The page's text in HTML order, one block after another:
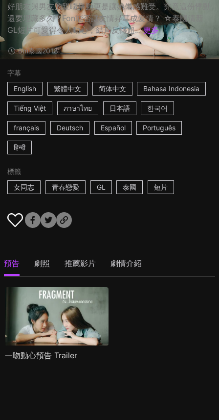
好朋友與男友的親暱舉動更是讓她備感難受。究竟這份悸動
還要埋藏多久？Fon能否讓友情昇華成愛情？ ☆泰國清新
GL短片可愛得令人動心，結局反轉超... 更多
8m泰國2018
字幕
English
繁體中文 简体中文 Bahasa Indonesia
Tiếng Việt ภาษาไทย 日本語 한국어
français Deutsch Español Português
हिन्दी
標籤
女同志
青春戀愛 GL 泰國 短片
預告 劇照 推薦影片 劇情介紹
一吻動心預告 Trailer